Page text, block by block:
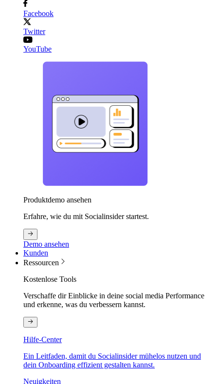
Facebook
Twitter
YouTube
Produktdemo ansehen
Erfahre, wie du mit Socialinsider startest.
Demo ansehen
Kunden
Ressourcen
Kostenlose Tools
Verschaffe dir Einblicke in deine social media Performance
und erkenne, was du verbessern kannst.
Hilfe-Center
Ein Leitfaden, damit du Socialinsider mühelos nutzen und
dein Onboarding effizient gestalten kannst.
Neuigkeiten